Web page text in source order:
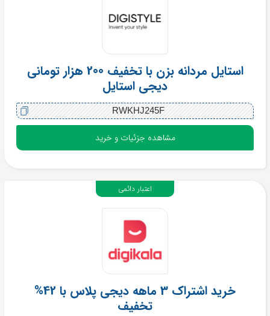
استایل مردانه بزن با تخفیف 200 هزار تومانی
دیجی استایل
RWKHJ245F
مشاهده جزئیات و خرید
خرید اشتراک 3 ماهه دیجی پلاس با 42%
تخفیف
اعتبار دائمی